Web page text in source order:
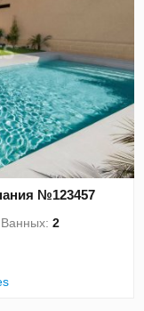
№123457
Ванных:2